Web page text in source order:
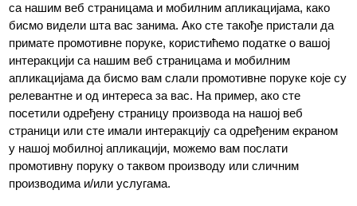
са нашим веб страницама и мобилним апликацијама, како
бисмо видели шта вас занима. Ако сте такође пристали да
примате промотивне поруке, користићемо податке о вашој
интеракцији са нашим веб страницама и мобилним
апликацијама да бисмо вам слали промотивне поруке које су
релевантне и од интереса за вас. На пример, ако сте
посетили одређену страницу производа на нашој веб
страници или сте имали интеракцију са одређеним екраном
у нашој мобилној апликацији, можемо вам послати
промотивну поруку о таквом производу или сличним
производима и/или услугама.